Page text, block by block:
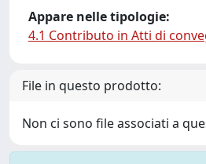
Appare nelle tipologie:
4.1 Contributo in Atti di
File in questo prodotto:
Non ci sono file associati a